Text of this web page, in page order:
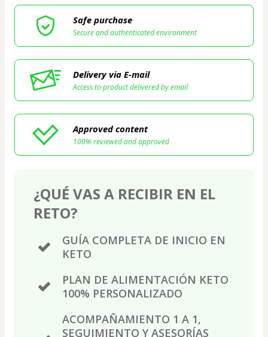
Safe purchase
Secure and authenticated environment
Delivery via E-mail
Access to product delivered by email
Approved content
100% reviewed and approved
¿QUÉ VAS A RECIBIR EN EL
RETO?
GUÍA COMPLETA DE INICIO EN
KETO
PLAN DE ALIMENTACIÓN KETO
100% PERSONALIZADO
ACOMPAÑAMIENTO 1 A 1,
SEGUIMIENTO Y ASESORÍAS